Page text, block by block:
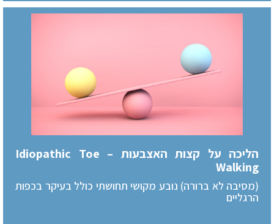
הליכה על קצות האצבעות – Idiopathic Toe
Walking
(מסיבה לא ברורה) נובע מקושי תחושתי כולל בעיקר בכפות
הרגליים